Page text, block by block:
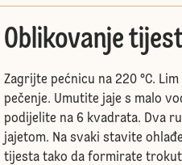
Oblikovanje
Zagrijte pećnicu na 220 °C.
pečenje. Umutite jaje s malo
podijelite na 6 kvadrata. Dva
jajetom. Na svaki stavite
tijesta tako da formirate